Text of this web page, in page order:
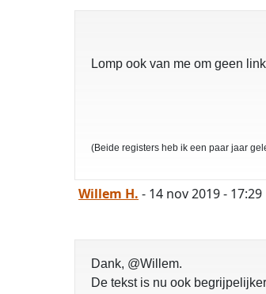
Lomp ook van me om geen
(Beide registers heb ik een paar jaar
Willem H. - 14 nov 2019 - 17:29
Dank, @Willem.
De tekst is nu ook